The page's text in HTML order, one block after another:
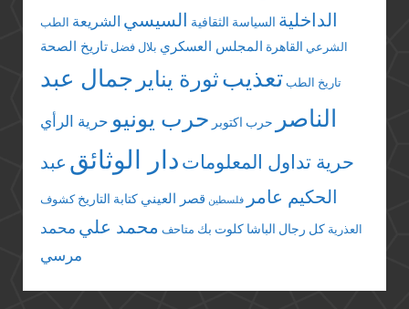
الداخلية السياسة الثقافية السيسي الشريعة الطب
الشرعي القاهرة المجلس العسكري بلال فضل تاريخ الصحة
تاريخ الطب تعذيبثورة يناير جمال عبد
الناصر
حرب اكتوبر حرب يونيو حرية الرأي
حرية تداول المعلومات دار الوثائق عبد
الحكيم عامر
فلسطين قصر العيني كتابة التاريخ كشوف
العذرية كل رجال الباشا كلوت بك متاحف محمد علي محمد
مرسي